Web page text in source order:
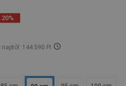
20%
144 590 Ft